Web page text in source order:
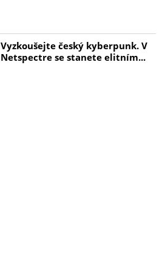
Vyzkoušejte český kyberpunk. V
Netspectre se stanete elitním...